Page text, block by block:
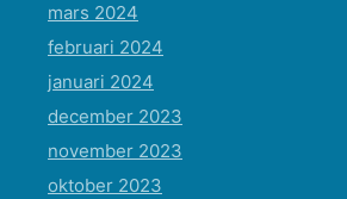
mars 2024
februari 2024
januari 2024
december 2023
november 2023
oktober 2023